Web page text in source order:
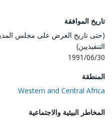
تاريخ الموافقة
(حتى تاريخ العرض على مجلس
التنفيذيين)
1991/06/30
المنطقة
Western and Central Africa
المخاطر البيئية والاجتماعية